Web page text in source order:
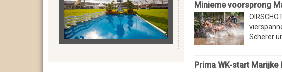
Minieme voorsprong
Scherer
Prima WK-start Marijke